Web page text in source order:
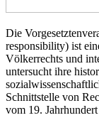
Die
responsibility) ist
Völkerrechts und
untersucht ihre
Schnittstelle von
vom 19.